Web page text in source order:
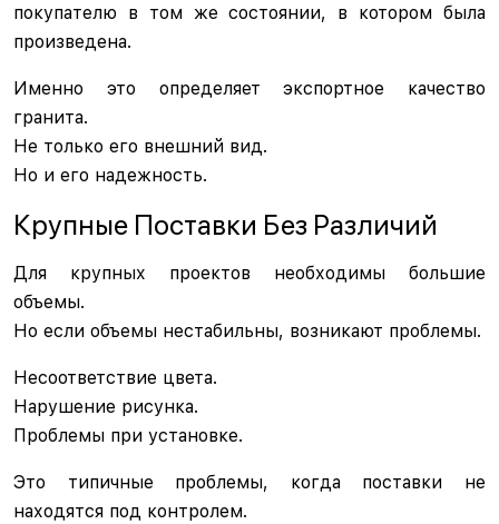
покупателю в том же состоянии, в котором была
произведена.
Именно это определяет экспортное качество
гранита.
Не только его внешний вид.
Но и его надежность.
Крупные Поставки Без Различий
Для крупных проектов необходимы большие
объемы.
Но если объемы нестабильны, возникают проблемы.
Несоответствие цвета.
Нарушение рисунка.
Проблемы при установке.
Это типичные проблемы, когда поставки не
находятся под контролем.